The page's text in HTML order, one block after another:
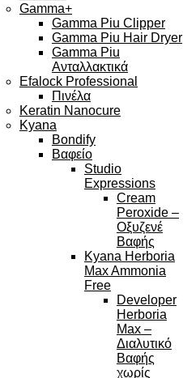
Gamma+
Gamma Piu Clipper
Gamma Piu Hair Dryer
Gamma Piu
Ανταλλακτικά
Efalock Professional
Πινέλα
Keratin Nanocure
Kyana
Bondify
Βαφείο
Studio
Expressions
Cream
Peroxide –
Οξυζενέ
Βαφής
Kyana Herboria
Max Ammonia
Free
Developer
Herboria
Max –
Διαλυτικό
Βαφής
χωρίς